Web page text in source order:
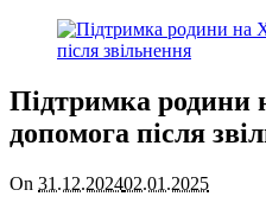
Підтримка родини
допомога після
On 31.12.202402.01.2025